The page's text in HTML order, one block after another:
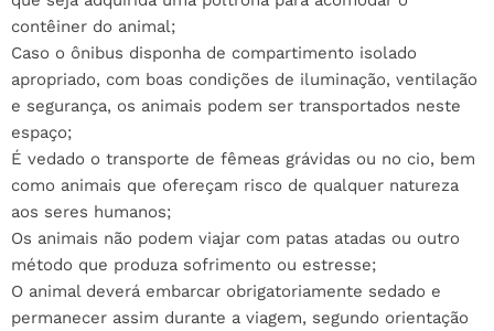
contêiner do animal;
Caso o ônibus disponha de compartimento isolado
apropriado, com boas condições de iluminação, ventilação
e segurança, os animais podem ser transportados neste
espaço;
É vedado o transporte de fêmeas grávidas ou no cio, bem
como animais que ofereçam risco de qualquer natureza
aos seres humanos;
Os animais não podem viajar com patas atadas ou outro
método que produza sofrimento ou estresse;
O animal deverá embarcar obrigatoriamente sedado e
permanecer assim durante a viagem, segundo orientação